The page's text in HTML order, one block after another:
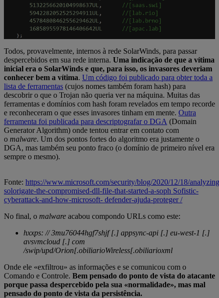
Todos, provavelmente, internos à rede SolarWinds, para passar
despercebidos em sua rede interna. Uma indicação de que a vítima
inicial era o SolarWinds e que, para isso, os invasores deveriam
conhecer bem a vítima. Um código foi publicado para obter toda a
lista de ferramentas (cujos nomes também foram hash) para
descobrir o que o Trojan não queria ver na máquina. Muitas das
ferramentas e domínios com hash foram revelados em tempo recorde
e reconheceram o que esses invasores tinham em mente. Outra
ferramenta foi publicada para descriptografar o DGA (Domain
Generator Algorithm) onde tentou entrar em contato com
o malware. Um dos pontos fortes do algoritmo era justamente o
DGA, mas também seu ponto fraco (o domínio de primeiro nível era
sempre o mesmo).
Fonte: https://www.microsoft.com/security/blog/2020/12/18/
solorigate-the-compromised-dll-file-that-started-a-soph Sofistic-
cyberattack-and-how-microsoft- defender-ajuda-proteger /
No final, o malware acabou compondo URLs como este:
hxxps: // 3mu76044hgf7shjf [.] appsync-api [.] eu-west-1 [.]
avsvmcloud [.] com
/swip/upd/Orion[.obiliarioWireless[.obiliarioxml
Onde ele «exfiltrou» as informações e se comunicou com o
Comando e Controle. Bem pensado do ponto de vista do atacante
porque passa despercebido pela sua «normalidade», mas mal
pensado do ponto de vista da persistência.